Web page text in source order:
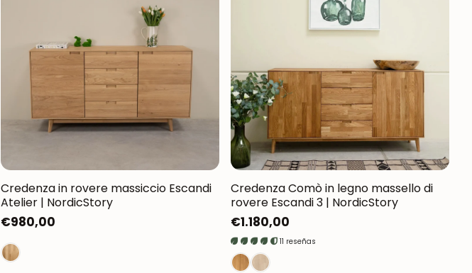
Credenza in rovere massiccio Escandi
Atelier | NordicStory
Prezzo
normale
€980,00
Credenza Comò in legno massello di
rovere Escandi 3 | NordicStory
Prezzo
normale
€1.180,00
11 reseñas